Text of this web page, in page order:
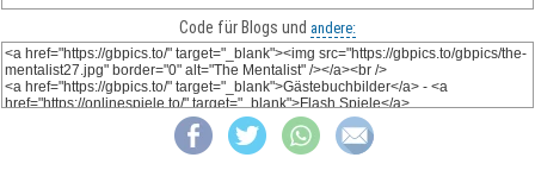
Code für Blogs und andere: